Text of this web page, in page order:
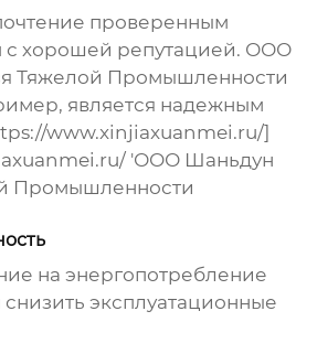
проверенным
с хорошей репутацией. ООО
Тяжелой Промышленности
является надежным
www.xinjiaxuanmei.ru/]
'ООО Шаньдун
Промышленности
на энергопотребление
эксплуатационные